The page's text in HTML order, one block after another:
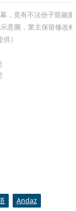
，竟有不法份子覬覦
意圖，業主保留修改權
）
Andaz